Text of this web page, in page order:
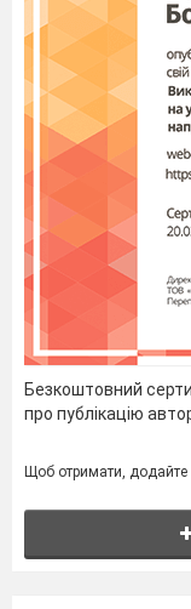
з
Безкоштовний
про публікацію
Щоб отримати, додайте